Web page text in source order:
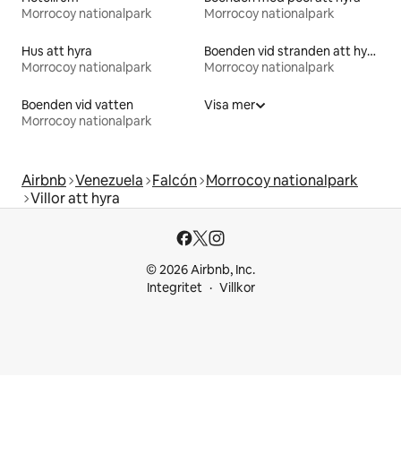
Morrocoy nationalpark
Morrocoy nationalpark
Hus att hyra
Morrocoy nationalpark
Boenden vid stranden att hyra
Morrocoy nationalpark
Boenden vid vatten
Morrocoy nationalpark
Visa mer
Airbnb Venezuela Falcón Morrocoy nationalpark
Villor att hyra
© 2026 Airbnb, Inc.
Integritet
Villkor